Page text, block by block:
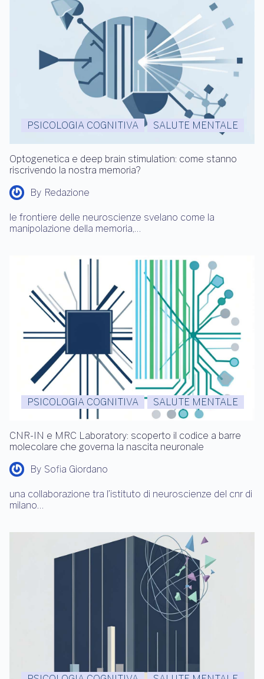
PSICOLOGIA COGNITIVA SALUTE MENTALE
Optogenetica e deep brain stimulation: come stanno
riscrivendo la nostra memoria?
By Redazione
le frontiere delle neuroscienze svelano come la
manipolazione della memoria,…
PSICOLOGIA COGNITIVA SALUTE MENTALE
CNR-IN e MRC Laboratory: scoperto il codice a barre
molecolare che governa la nascita neuronale
By Sofia Giordano
una collaborazione tra l’istituto di neuroscienze del cnr di
milano…